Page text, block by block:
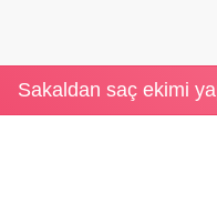
Sakaldan saç ekimi